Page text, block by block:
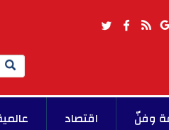
Search
وفنّ اقتصاد